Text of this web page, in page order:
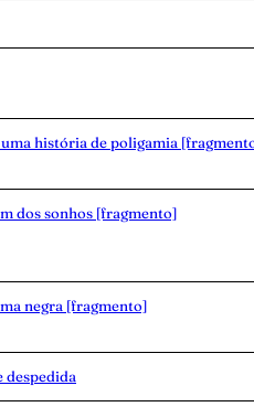
história de poligamia
dos sonhos [fragmento]
negra [fragmento]
despedida